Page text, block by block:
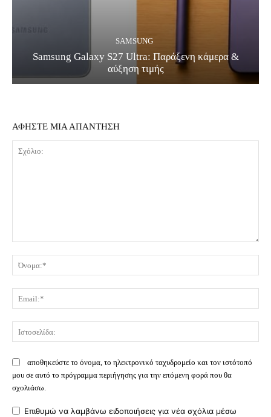
SAMSUNG
Samsung Galaxy S27 Ultra: Παράξενη κάμερα &
αύξηση τιμής
ΑΦΗΣΤΕ ΜΙΑ ΑΠΑΝΤΗΣΗ
αποθηκεύστε το όνομα, το ηλεκτρονικό ταχυδρομείο και τον ιστότοπό
μου σε αυτό το πρόγραμμα περιήγησης για την επόμενη φορά που θα
σχολιάσω.
Επιθυμώ να λαμβάνω ειδοποιήσεις για νέα σχόλια μέσω